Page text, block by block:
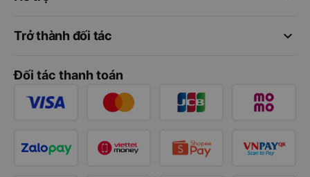
keyboard_arrow_down
Trở thành đối tác
Đối tác thanh toán